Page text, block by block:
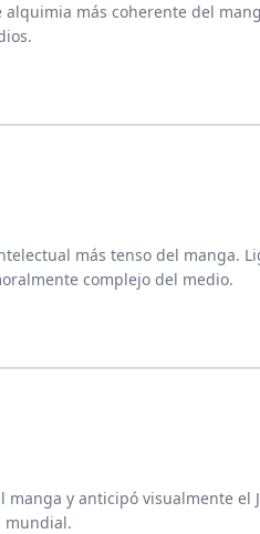
alquimia más coherente del
más tenso del manga.
complejo del medio.
y anticipó visualmente el
mundial.